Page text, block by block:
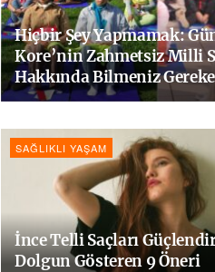
Hiçbir Şey Yapmamak:
Kore’nin Zahmetsiz Milli
Hakkında Bilmeniz
SAĞLIKLI YAŞAM
İnce Telli Saçları
Dolgun Gösteren 9 Öneri